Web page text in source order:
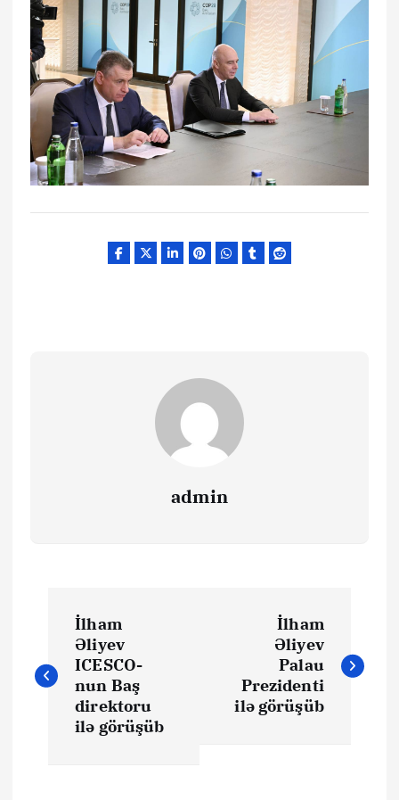
admin
a
z
İlham
Əliyev
ICESCO-
nun Baş
direktoru
ilə görüşüb
İlham
Əliyev
Palau
Prezidenti
ilə görüşüb